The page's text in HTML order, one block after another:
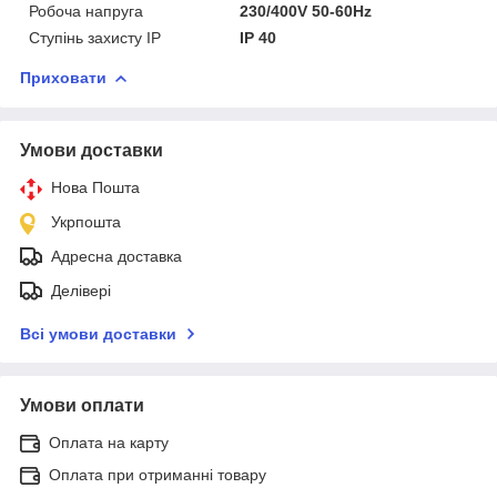
Робоча напруга
230/400V 50-60Hz
Ступінь захисту IP
ІР 40
Приховати
Умови доставки
Нова Пошта
Укрпошта
Адресна доставка
Делівері
Всі умови доставки
Умови оплати
Оплата на карту
Оплата при отриманні товару